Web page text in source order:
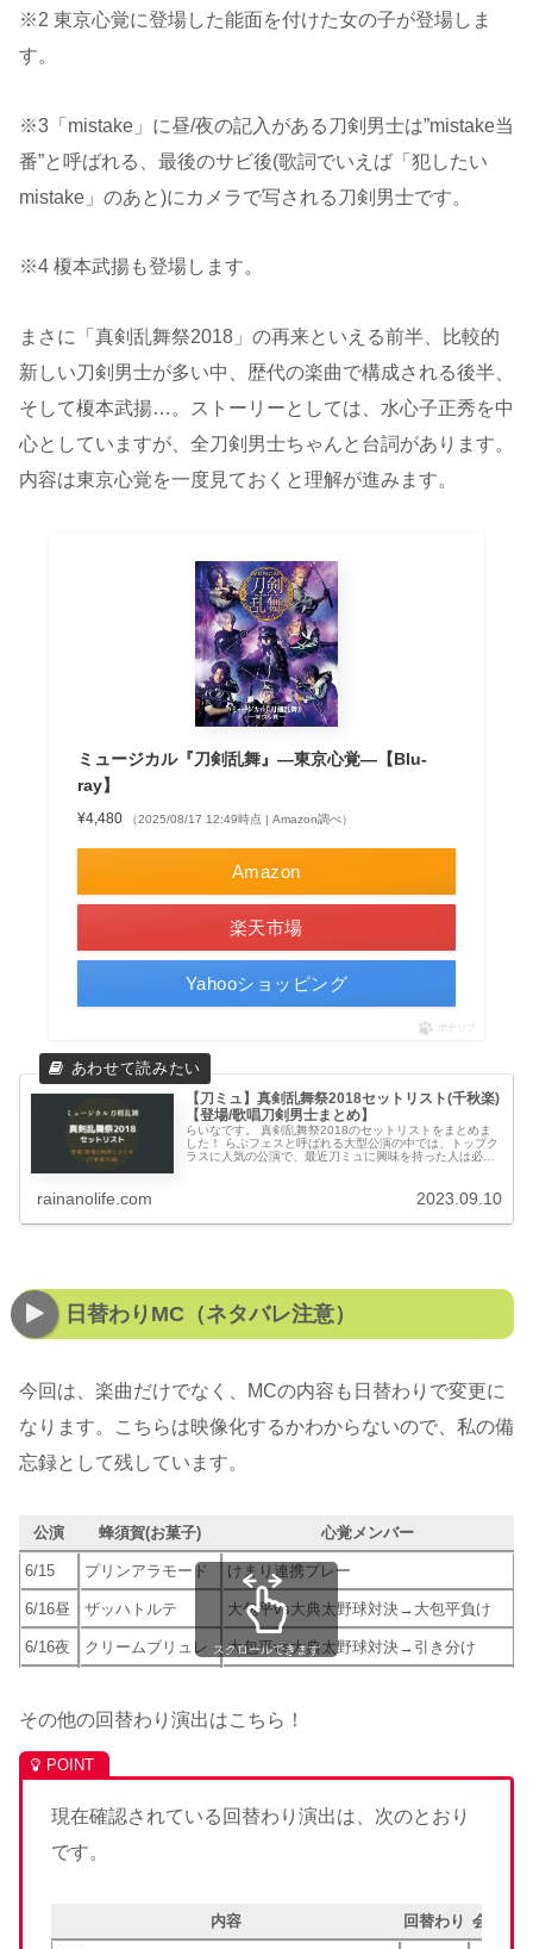
※2 東京心覚に登場した能面を付けた女の子が登場しま
す。
※3「mistake」に昼/夜の記入がある刀剣男士は”mistake当
番”と呼ばれる、最後のサビ後(歌詞でいえば「犯したい
mistake」のあと)にカメラで写される刀剣男士です。
※4 榎本武揚も登場します。
まさに「真剣乱舞祭2018」の再来といえる前半、比較的
新しい刀剣男士が多い中、歴代の楽曲で構成される後半、
そして榎本武揚…。ストーリーとしては、水心子正秀を中
心としていますが、全刀剣男士ちゃんと台詞があります。
内容は東京心覚を一度見ておくと理解が進みます。
ミュージカル『刀剣乱舞』―東京心覚―【Blu-
ray】
¥4,480 （2025/08/17 12:49時点 | Amazon調べ）
Amazon
楽天市場
Yahooショッピング
ポチップ
【刀ミュ】真剣乱舞祭2018セットリスト(千秋楽)
【登場/歌唱刀剣男士まとめ】
らいなです。 真剣乱舞祭2018のセットリストをまとめま
した！ らぶフェスと呼ばれる大型公演の中では、トップク
ラスに人気の公演で、最近刀ミュに興味を持った人は必見
rainanolife.com 2023.09.10
日替わりMC（ネタバレ注意）
今回は、楽曲だけでなく、MCの内容も日替わりで変更に
なります。こちらは映像化するかわからないので、私の備
忘録として残しています。
公演 蜂須賀(お菓子) 心覚メンバー
6/15 プリンアラモード けまり連携プレー
6/16昼 ザッハトルテ 大包平vs大典太野球対決→大包平負け
6/16夜 クリームブリュレ 大包平vs大典太野球対決→引き分け
スクロールできます
その他の回替わり演出はこちら！
現在確認されている回替わり演出は、次のとおり
です。
内容 回替わり 会場替